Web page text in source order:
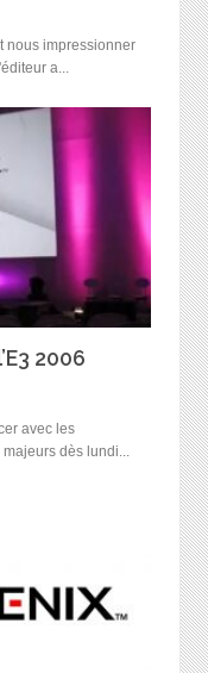
nous impressionner
a...
2006
avec les
dès lundi...